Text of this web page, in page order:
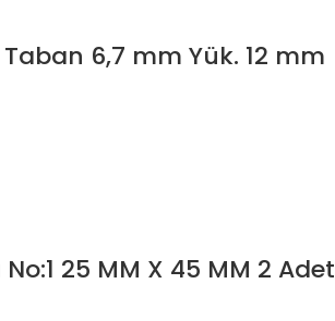
Taban 6,7 mm Yük. 12 mm
25 MM X 45 MM 2 Adet